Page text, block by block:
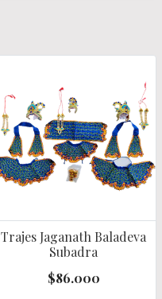
Trajes Jaganath Baladeva
Subadra
$86.000